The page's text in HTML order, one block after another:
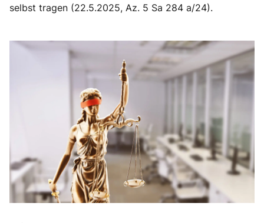
selbst tragen (22.5.2025, Az. 5 Sa 284 a/24).